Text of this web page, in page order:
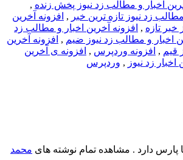
اخبار و مطالب زد نیوز پخش زنده ,
زد نیوز تازه ترین خبر , افزونه آخرین
خبر تازه , افزونه آخرین اخبار و مطالب زد
اخبار و مطالب زد نیوز ضیم , افزونه آخرین
قیم , افزونه وردپرس , افزونه ی آخرین
زد نیوز , وردپرس
محمد